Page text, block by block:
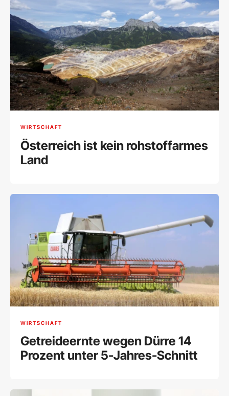
WIRTSCHAFT
Österreich ist kein rohstoffarmes
Land
WIRTSCHAFT
Getreideernte wegen Dürre 14
Prozent unter 5-Jahres-Schnitt